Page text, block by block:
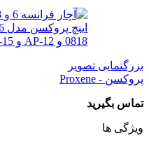
بزرگنمایی تصویر
پروکسن - Proxene
تماس بگیرید
ویژگی ها